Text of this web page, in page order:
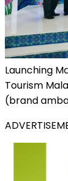
Launching
Tourism
(brand